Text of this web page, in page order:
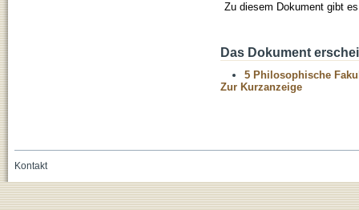
Zu diesem Dokument gibt
Das Dokument
5 Philosophische
Zur Kurzanzeige
Kontakt